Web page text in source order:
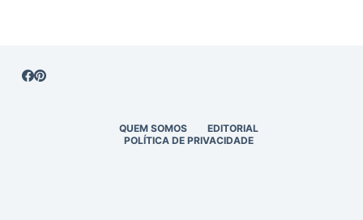
QUEM SOMOS
EDITORIAL
POLÍTICA DE PRIVACIDADE